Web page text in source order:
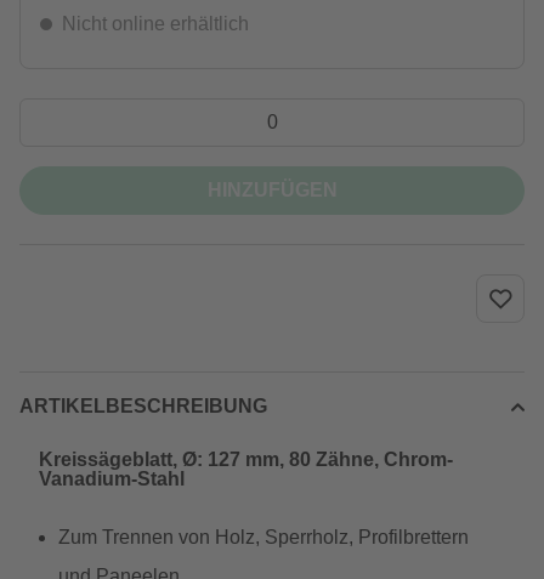
Nicht online erhältlich
ARTIKELBESCHREIBUNG
Kreissägeblatt, Ø: 127 mm, 80 Zähne, Chrom-
Vanadium-Stahl
Zum Trennen von Holz, Sperrholz, Profilbrettern